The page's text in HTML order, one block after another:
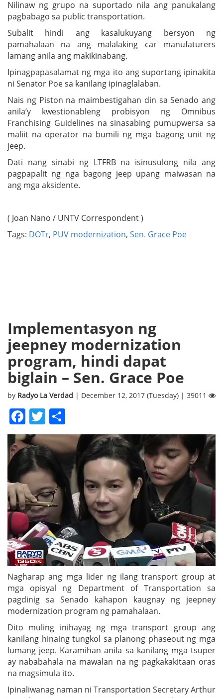
Nilinaw ng grupo na suportado nila ang panukalang
pagbabago sa public transportation.
Subalit hindi ang kasalukuyang bersyon ng
pamahalaan na ang malalaking car manufaturers
lamang anila ang makikinabang.
Ipinagpapasalamat ng mga ito ang suportang ipinakita
ni Senator Poe sa kanilang ipinaglalaban.
Nais ng Piston na maimbestigahan din sa Senado ang
anila’y kwestionableng probisyon ng Omnibus
Franchising Guidelines na sinasabing pumupwersa sa
maliit na operator na bumili ng mga bagong unit ng
jeep.
Dati nang sinabi ng LTFRB na isinusulong nila ang
pagpapalit ng nga bagong jeep upang maiwasan na
ang mga aksidente.
( Joan Nano / UNTV Correspondent )
Tags: DOTr, PUV modernization, Sen. Grace Poe
Implementasyon ng
jeepney modernization
program, hindi dapat
biglain – Sen. Grace Poe
by Radyo La Verdad | December 12, 2017 (Tuesday) | 39011
Facebook
Twitter
Nagharap ang mga lider ng ilang transport group at
mga opisyal ng Department of Transportation sa
pagdinig sa Senado kahapon kaugnay ng jeepney
modernization program ng pamahalaan.
Dito muling inihayag ng mga transport group ang
kanilang hinaing tungkol sa planong phaseout ng mga
lumang jeep. Karamihan anila sa kanilang mga tsuper
ay nababahala na mawalan na ng pagkakakitaan oras
na magsimula ito.
Ipinaliwanag naman ni Transportation Secretary Arthur